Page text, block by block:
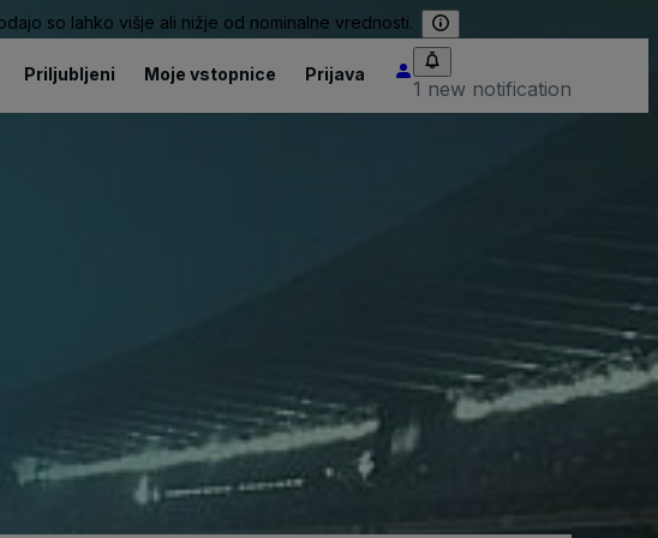
so lahko višje ali nižje od nominalne vrednosti.
Priljubljeni Moje vstopnice Prijava
1 new notification